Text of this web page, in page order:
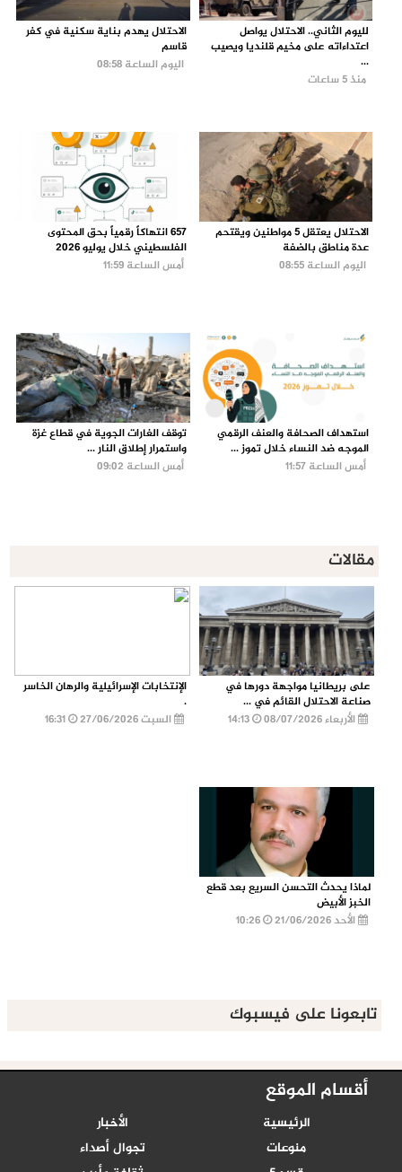
لليوم الثاني.. الاحتلال يواصل
اعتداءاته على مخيم قلنديا ويصيب
...
منذ 5 ساعات
الاحتلال يهدم بناية سكنية في كفر
قاسم
اليوم الساعة 08:58
الاحتلال يعتقل 5 مواطنين ويقتحم
عدة مناطق بالضفة
اليوم الساعة 08:55
657 انتهاكاً رقمياً بحق المحتوى
الفلسطيني خلال يوليو 2026
أمس الساعة 11:59
استهداف الصحافة والعنف الرقمي
الموجه ضد النساء خلال تموز ...
أمس الساعة 11:57
توقف الغارات الجوية في قطاع غزة
واستمرار إطلاق النار ...
أمس الساعة 09:02
مقالات
على بريطانيا مواجهة دورها في
صناعة الاحتلال القائم في ...
الأربعاء 08/07/2026
الإنتخابات الإسرائيلية والرهان الخاسر
.
السبت 27/06/2026
16:31
لماذا يحدث التحسن السريع بعد قطع
الخبز الأبيض
الأحد 21/06/2026
تابعونا على فيسبوك
أقسام الموقع
الرئيسية
الأخبار
منوعات
تجوال أصداء